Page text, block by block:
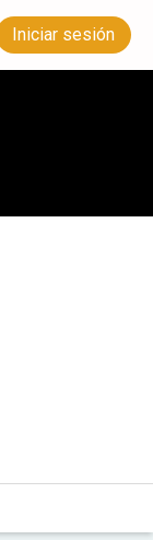
Iniciar sesión